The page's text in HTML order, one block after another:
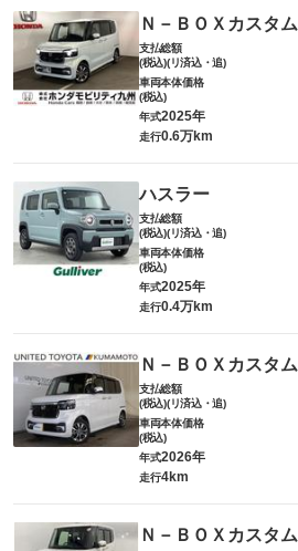
Ｎ－ＢＯＸカスタム
支払総額
(税込)(リ済込・追)
車両本体価格
(税込)
年式2025年
走行0.6万km
ハスラー
支払総額
(税込)(リ済込・追)
車両本体価格
(税込)
年式2025年
走行0.4万km
Ｎ－ＢＯＸカスタム
支払総額
(税込)(リ済込・追)
車両本体価格
(税込)
年式2026年
走行4km
Ｎ－ＢＯＸカスタム